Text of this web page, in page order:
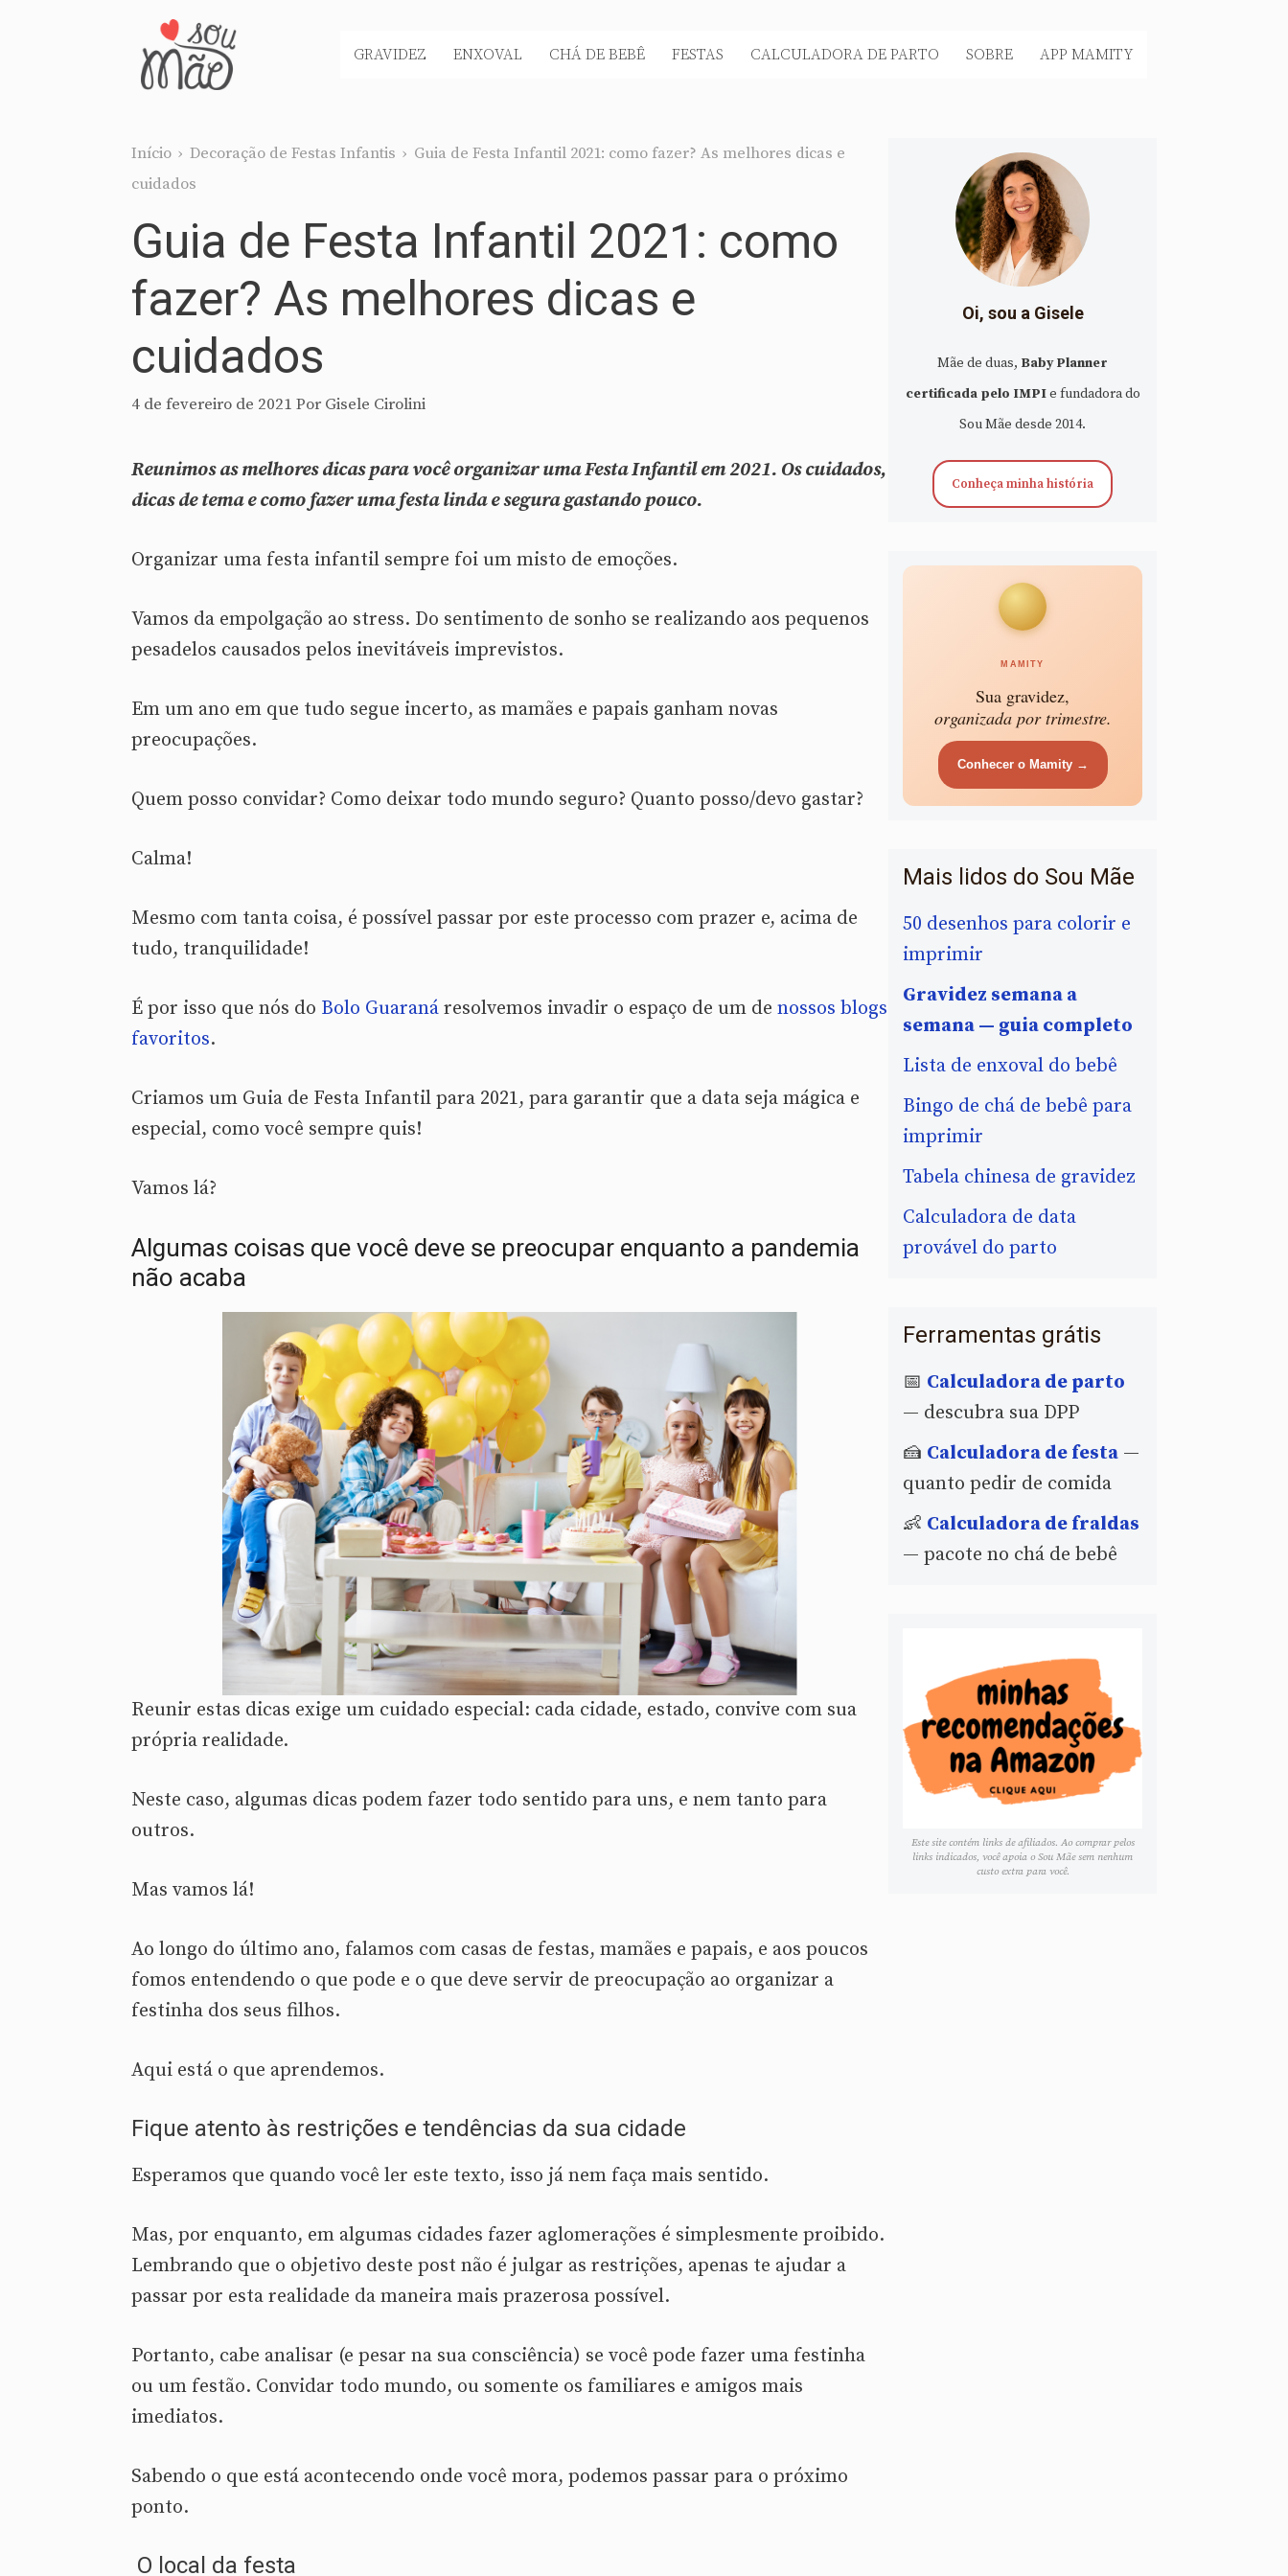
GRAVIDEZ ENXOVAL CHÁ DE BEBÊ FESTAS CALCULADORA DE PARTO SOBRE APP MAMITY
Início › Decoração de Festas Infantis › Guia de Festa Infantil 2021: como fazer? As melhores dicas e
cuidados
Guia de Festa Infantil 2021: como
fazer? As melhores dicas e
cuidados
4 de fevereiro de 2021 Por Gisele Cirolini
Reunimos as melhores dicas para você organizar uma Festa Infantil em 2021. Os cuidados,
dicas de tema e como fazer uma festa linda e segura gastando pouco.
Organizar uma festa infantil sempre foi um misto de emoções.
Vamos da empolgação ao stress. Do sentimento de sonho se realizando aos pequenos
pesadelos causados pelos inevitáveis imprevistos.
Em um ano em que tudo segue incerto, as mamães e papais ganham novas
preocupações.
Quem posso convidar? Como deixar todo mundo seguro? Quanto posso/devo gastar?
Calma!
Mesmo com tanta coisa, é possível passar por este processo com prazer e, acima de
tudo, tranquilidade!
É por isso que nós do Bolo Guaraná resolvemos invadir o espaço de um de nossos blogs
favoritos.
Criamos um Guia de Festa Infantil para 2021, para garantir que a data seja mágica e
especial, como você sempre quis!
Vamos lá?
Algumas coisas que você deve se preocupar enquanto a pandemia
não acaba
Reunir estas dicas exige um cuidado especial: cada cidade, estado, convive com sua
própria realidade.
Neste caso, algumas dicas podem fazer todo sentido para uns, e nem tanto para
outros.
Mas vamos lá!
Ao longo do último ano, falamos com casas de festas, mamães e papais, e aos poucos
fomos entendendo o que pode e o que deve servir de preocupação ao organizar a
festinha dos seus filhos.
Aqui está o que aprendemos.
Fique atento às restrições e tendências da sua cidade
Esperamos que quando você ler este texto, isso já nem faça mais sentido.
Mas, por enquanto, em algumas cidades fazer aglomerações é simplesmente proibido.
Lembrando que o objetivo deste post não é julgar as restrições, apenas te ajudar a
passar por esta realidade da maneira mais prazerosa possível.
Portanto, cabe analisar (e pesar na sua consciência) se você pode fazer uma festinha
ou um festão. Convidar todo mundo, ou somente os familiares e amigos mais
imediatos.
Sabendo o que está acontecendo onde você mora, podemos passar para o próximo
ponto.
O local da festa
Oi, sou a Gisele
Mãe de duas, Baby Planner
certificada pelo IMPIe fundadora do
Sou Mãe desde 2014.
Conheça minha história
MAMITY
Sua gravidez,
organizada por trimestre.
Conhecer o Mamity →
Mais lidos do Sou Mãe
50 desenhos para colorir e
imprimir
Gravidez semana a
semana — guia completo
Lista de enxoval do bebê
Bingo de chá de bebê para
imprimir
Tabela chinesa de gravidez
Calculadora de data
provável do parto
Ferramentas grátis
📅 Calculadora de parto
— descubra sua DPP
🍰 Calculadora de festa —
quanto pedir de comida
👶 Calculadora de fraldas
— pacote no chá de bebê
Este site contém links de afiliados. Ao comprar pelos
links indicados, você apoia o Sou Mãe sem nenhum
custo extra para você.